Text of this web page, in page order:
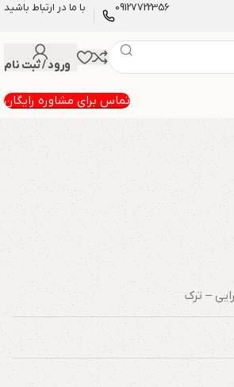
09127722356 با ما در ارتباط باشید
ورود / ثبت نام
تماس برای مشاوره رایگان
– ترک